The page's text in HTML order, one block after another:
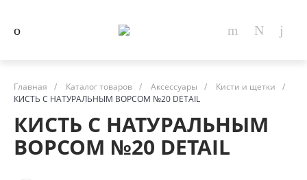
Главная / Каталог товаров / Аксессуары / Кисти и щетки
/
КИСТЬ С НАТУРАЛЬНЫМ ВОРСОМ №20 DETAIL
КИСТЬ С НАТУРАЛЬНЫМ
ВОРСОМ №20 DETAIL